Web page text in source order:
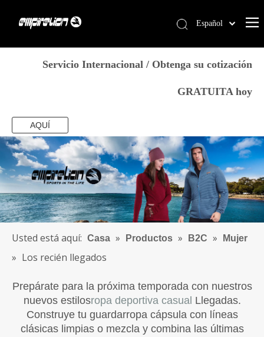
Por qué Empirelion
Blog
Contáctenos
Tienda
Español
简体中文
Français
Deutsch
Italiano
日本語
norsk språk
Servicio Internacional / Obtenga su cotización
GRATUITA hoy
AQUÍ
Usted está aquí: Casa » Productos » B2C » Mujer
» Los recién llegados
Prepárate para la próxima temporada con nuestros
nuevos estilosropa deportiva casual Llegadas.
Construye tu guardarropa cápsula con líneas
clásicas limpias o mezcla y combina las últimas